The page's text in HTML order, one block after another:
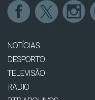
NOTÍCIAS
DESPORTO
TELEVISÃO
RÁDIO